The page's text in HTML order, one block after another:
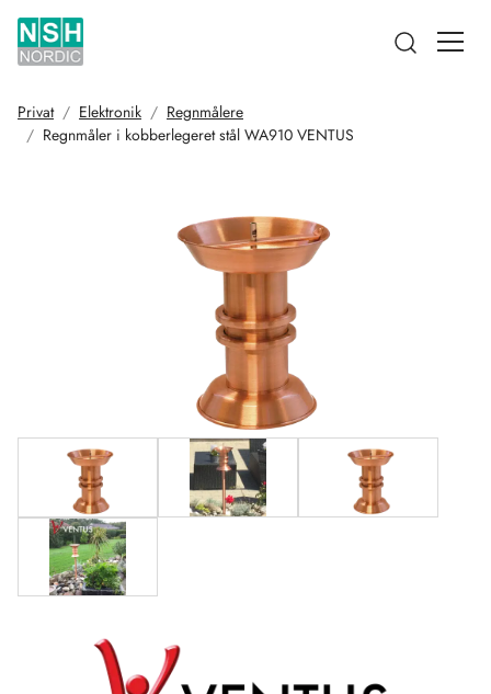
Privat Elektronik
Regnmålere
Regnmåler i kobberlegeret stål WA910 VENTUS